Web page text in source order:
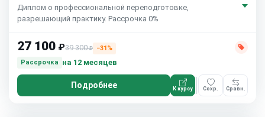
Диплом о профессиональной переподготовке,
разрешающий практику. Рассрочка 0%
27 100 ₽39 300₽
−31%
Рассрочка
на 12 месяцев
Подробнее К курсу Сохр. Сравн.